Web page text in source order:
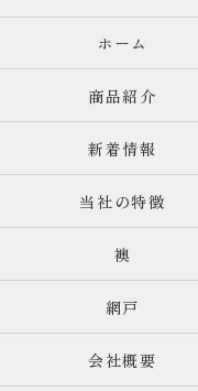
ホーム
商品紹介
新着情報
当社の特徴
襖
網戸
会社概要